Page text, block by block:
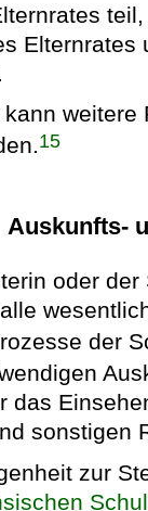
Elternrates
15
Auskunfts-
oder
der
das
sonstigen
zur